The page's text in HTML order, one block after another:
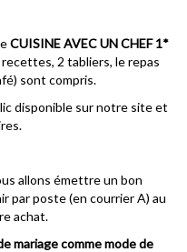
CUISINE AVEC UN CHEF 1*
recettes, 2 tabliers, le repas
sont compris.
disponible sur notre site et
allons émettre un bon
par poste (en courrier A) au
achat.
mariage comme mode de